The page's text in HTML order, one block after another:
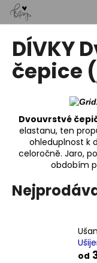
Přejít
obsah
DÍVKY
čepice
Dvouvrstvé
elastanu, ten
ohleduplnost k
celoročně. Jaro,
obdobím
od
o
C
o
o
e
u